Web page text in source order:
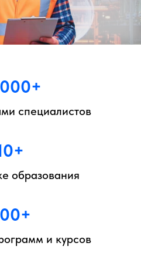
специалистов
образования
и курсов